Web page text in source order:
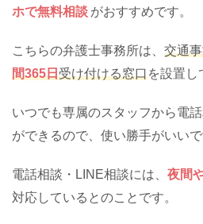
ホで無料相談 がおすすめです。
こちらの弁護士事務所は、 交通
間365日受け付ける窓口を設置し
いつでも専属のスタッフから電
ができるので、使い勝手がいいで
電話相談・LINE相談には、 夜間
対応しているとのことです。